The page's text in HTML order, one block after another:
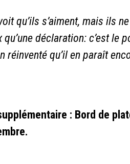
qu’ils s’aiment, mais ils ne
qu’une déclaration: c’est le
réinventé qu’il en paraît
: Bord de